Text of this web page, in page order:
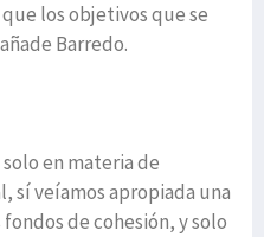
los objetivos que se
Barredo.
en materia de
sí veíamos apropiada una
de cohesión, y solo